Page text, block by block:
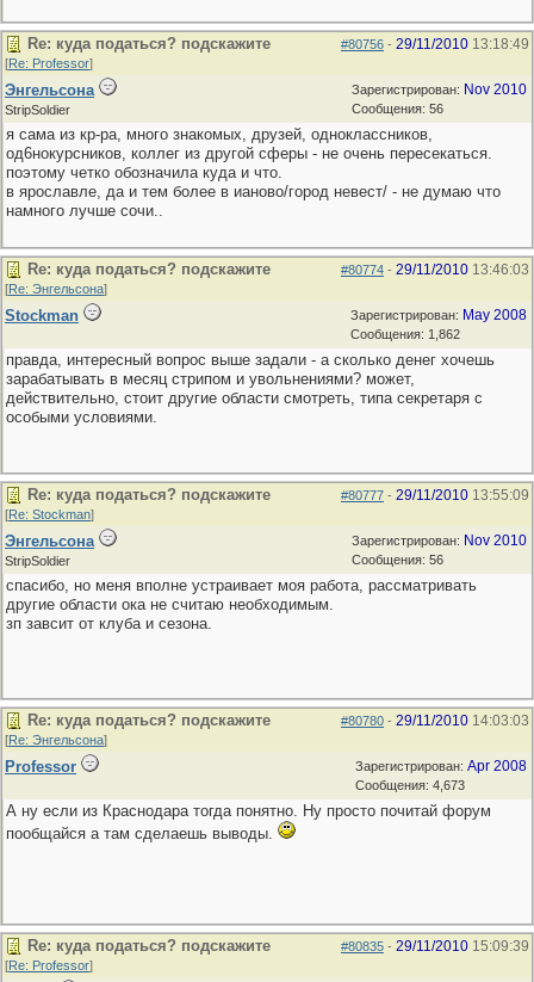
#80756 - 29/11/2010 13:18:49
Re: куда податься? подскажите
[Re: Professor]
Зарегистрирован: Nov 2010
Сообщения: 56
Энгельсона
StripSoldier
я сама из кр-ра, много знакомых, друзей, одноклассников,
од6нокурсников, коллег из другой сферы - не очень пересекаться.
поэтому четко обозначила куда и что.
в ярославле, да и тем более в ианово/город невест/ - не думаю что
намного лучше сочи..
#80774 - 29/11/2010 13:46:03
Re: куда податься? подскажите
[Re: Энгельсона]
Зарегистрирован: May 2008
Сообщения: 1,862
Stockman
правда, интересный вопрос выше задали - а сколько денег хочешь
зарабатывать в месяц стрипом и увольнениями? может,
действительно, стоит другие области смотреть, типа секретаря с
особыми условиями.
#80777 - 29/11/2010 13:55:09
Re: куда податься? подскажите
[Re: Stockman]
Зарегистрирован: Nov 2010
Сообщения: 56
Энгельсона
StripSoldier
спасибо, но меня вполне устраивает моя работа, рассматривать
другие области ока не считаю необходимым.
зп завсит от клуба и сезона.
#80780 - 29/11/2010 14:03:03
Re: куда податься? подскажите
[Re: Энгельсона]
Зарегистрирован: Apr 2008
Сообщения: 4,673
Professor
А ну если из Краснодара тогда понятно. Ну просто почитай форум
пообщайся а там сделаешь выводы.
#80835 - 29/11/2010 15:09:39
Re: куда податься? подскажите
[Re: Professor]